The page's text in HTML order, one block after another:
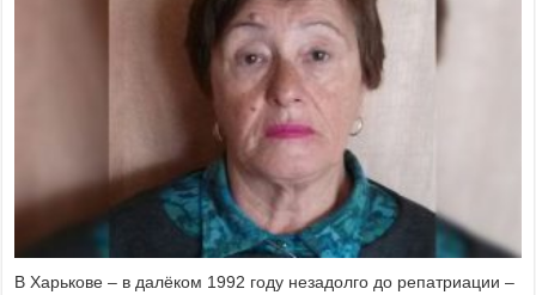
В Харькове – в далёком 1992 году незадолго до репатриации –